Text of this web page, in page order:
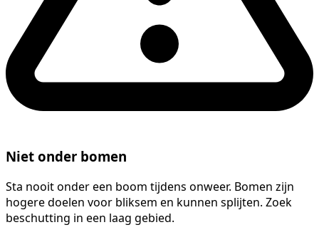
Niet onder bomen
Sta nooit onder een boom tijdens onweer. Bomen zijn
hogere doelen voor bliksem en kunnen splijten. Zoek
beschutting in een laag gebied.